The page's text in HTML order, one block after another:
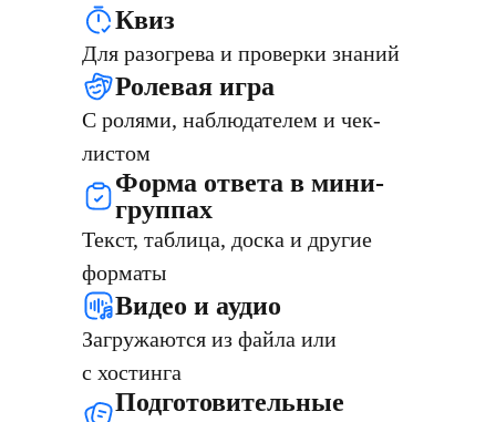
Квиз
Для разогрева и проверки знаний
Ролевая игра
С ролями, наблюдателем и чек-
листом
Форма ответа в мини-
группах
Текст, таблица, доска и другие
форматы
Видео и аудио
Загружаются из файла или
с хостинга
Подготовительные